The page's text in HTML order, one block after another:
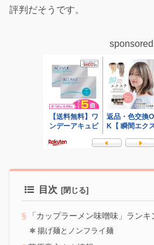
評判だそうです。
sponsored
目次
「カップラーメン味噌味」ランキ
揚げ麺とノンフライ麺